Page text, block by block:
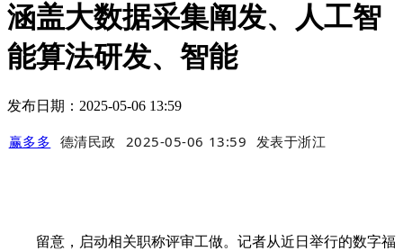
涵盖大数据采集阐发、人工智
能算法研发、智能
发布日期：2025-05-06 13:59
赢多多 德清民政 2025-05-06 13:59 发表于浙江
留意，启动相关职称评审工做。记者从近日举行的数字福